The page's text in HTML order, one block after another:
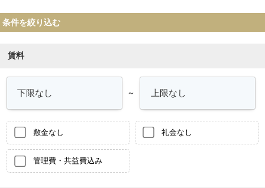
条件を絞り込む
賃料
～
敷金なし 礼金なし
管理費・共益費込み